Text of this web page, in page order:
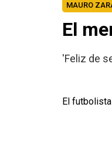
MAURO
El
'Feliz de
El